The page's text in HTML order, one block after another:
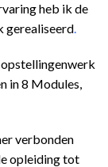
heb ik de
gerealiseerd.
in 8 Modules,
verbonden
opleiding tot